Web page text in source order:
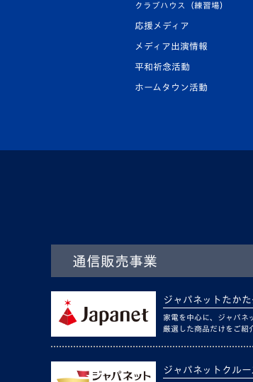
クラブハウス（練習場）
応援メディア
メディア出演情報
平和祈念活動
ホームタウン活動
通信販売事業
ジャパネットたか
家電を中心に、ジャパネ
厳選した商品だけをご紹
ジャパネットクルー